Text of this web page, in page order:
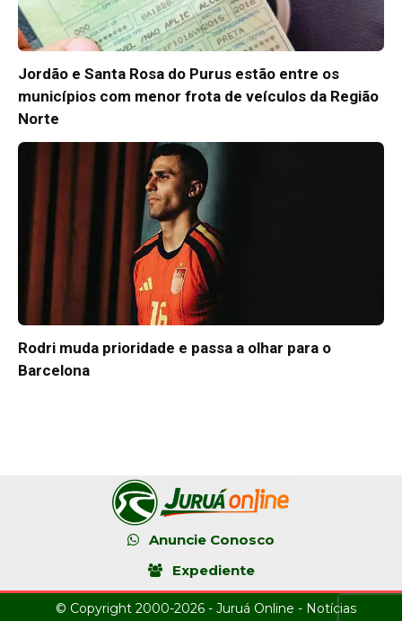
Jordão e Santa Rosa do Purus estão entre os
municípios com menor frota de veículos da Região
Norte
Rodri muda prioridade e passa a olhar para o
Barcelona
Anuncie Conosco
Expediente
© Copyright 2000-2026 - Juruá Online - Notícias